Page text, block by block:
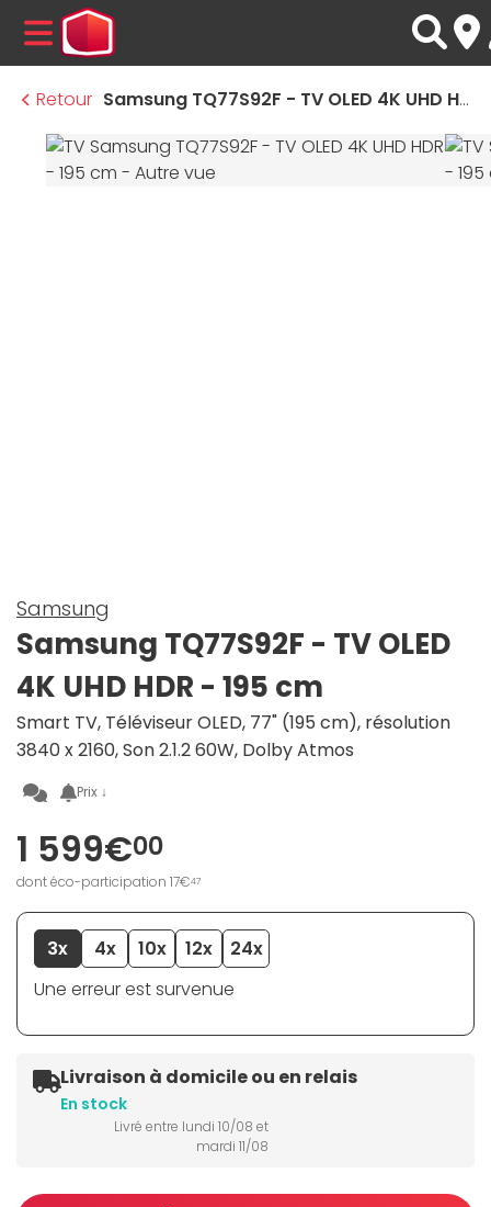
MENU
Retour
Samsung TQ77S92F - TV OLED 4K UHD HDR - 195 cm
Samsung
Samsung TQ77S92F - TV OLED
4K UHD HDR - 195 cm
Smart TV, Téléviseur OLED, 77" (195 cm), résolution
3840 x 2160, Son 2.1.2 60W, Dolby Atmos
Prix ↓
1 599€00
dont éco-participation 17€47
3x 4x 10x 12x
24x
Une erreur est survenue
Livraison à domicile ou en relais
En stock
Livré entre lundi 10/08 et
mardi 11/08